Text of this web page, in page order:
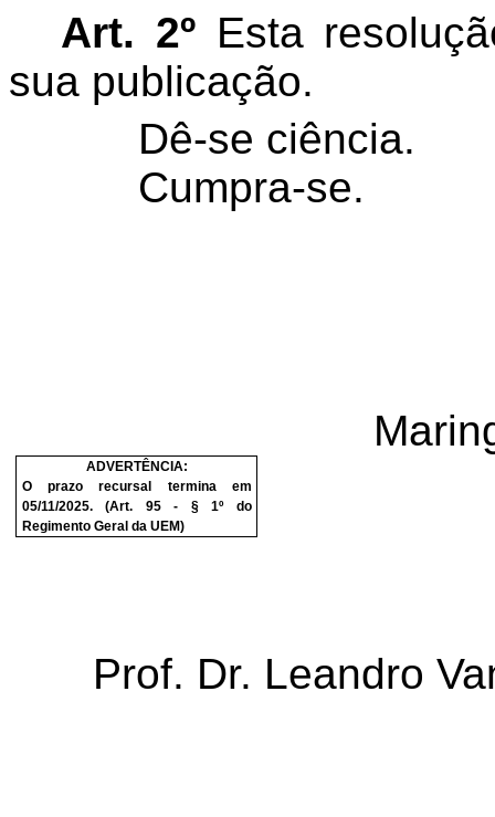
Art. 2º Esta
sua publicação.
Dê-se ciência.
Cumpra-
ADVERTÊNCIA:
O prazo recursal termina em
05/11/2025. (Art. 95 - § 1º do
Regimento Geral da UEM)
Prof. Dr. Leandro